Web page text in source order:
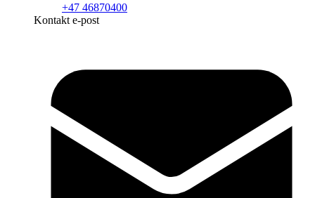
+47 46870400
Kontakt e-post